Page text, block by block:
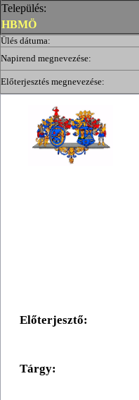
Település:
HBMÖ
Ülés dátuma:
Napirend megnevezése:
Előterjesztés megnevezése: